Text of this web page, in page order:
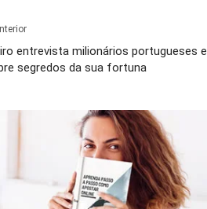
entrevista milionários portugueses e
segredos da sua fortuna